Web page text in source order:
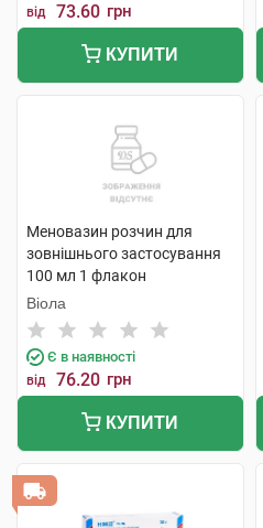
від 73.60 грн
КУПИТИ
Меновазин розчин для
зовнішнього застосування
100 мл 1 флакон
Віола
Є в наявності
від 76.20 грн
КУПИТИ